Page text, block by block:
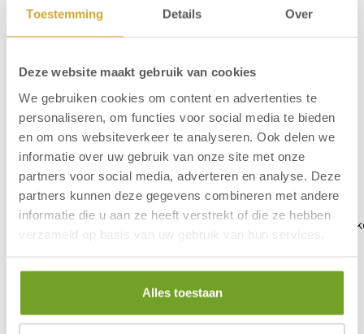
Toestemming Details Over
Deze website maakt gebruik van cookies
We gebruiken cookies om content en advertenties te
personaliseren, om functies voor social media te bieden
en om ons websiteverkeer te analyseren. Ook delen we
informatie over uw gebruik van onze site met onze
partners voor social media, adverteren en analyse. Deze
partners kunnen deze gegevens combineren met andere
informatie die u aan ze heeft verstrekt of die ze hebben
verzameld op basis van uw gebruik van hun services.
Alles toestaan
Überprüfen Sie die Verfügbarkeit dieses Zimmers
Reservieren Sie dieses Zimmer
Ausstattung Wohnung
Fön
Esstisch und